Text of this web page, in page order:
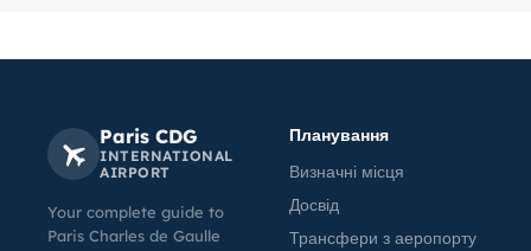
Paris CDG
INTERNATIONAL
AIRPORT
Your complete guide to
Paris Charles de Gaulle
Планування
Визначні місця
Досвід
Трансфери з аеропорту